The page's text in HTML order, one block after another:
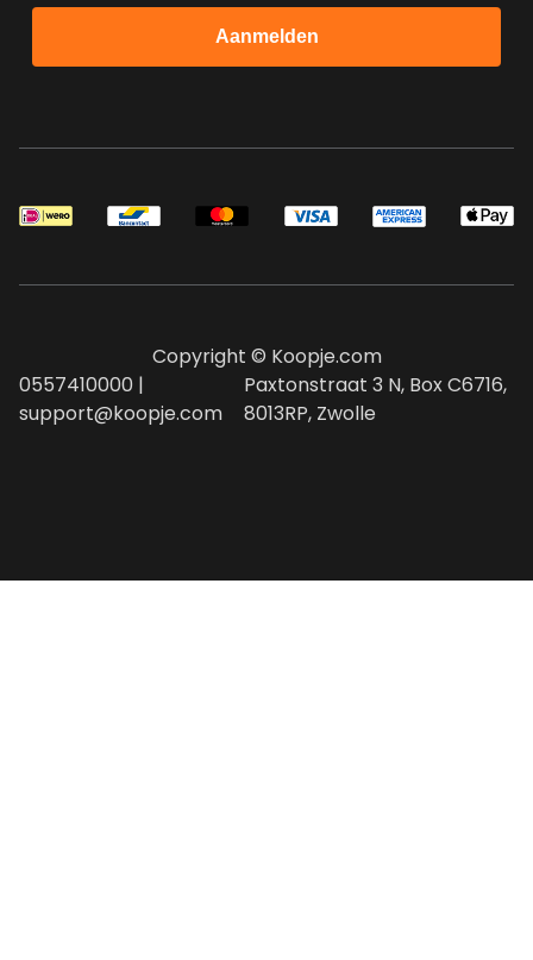
Aanmelden
Copyright © Koopje.com
0557410000 |
support@koopje.com
Paxtonstraat 3 N, Box C6716,
8013RP, Zwolle